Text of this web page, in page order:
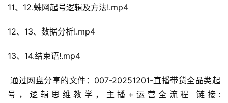
11、12.蛛网起号逻辑及方法!.mp4
12、13、数据分析!.mp4
13、14.结束语!.mp4
通过网盘分享的文件：007-20251201-直播带货全品类起
号，逻辑思维教学，主播+运营全流程 链接: